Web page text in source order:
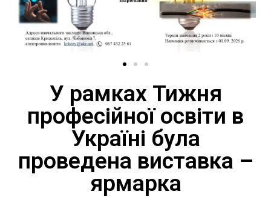
У рамках Тижня
професійної освіти в
Україні була
проведена виставка –
ярмарка